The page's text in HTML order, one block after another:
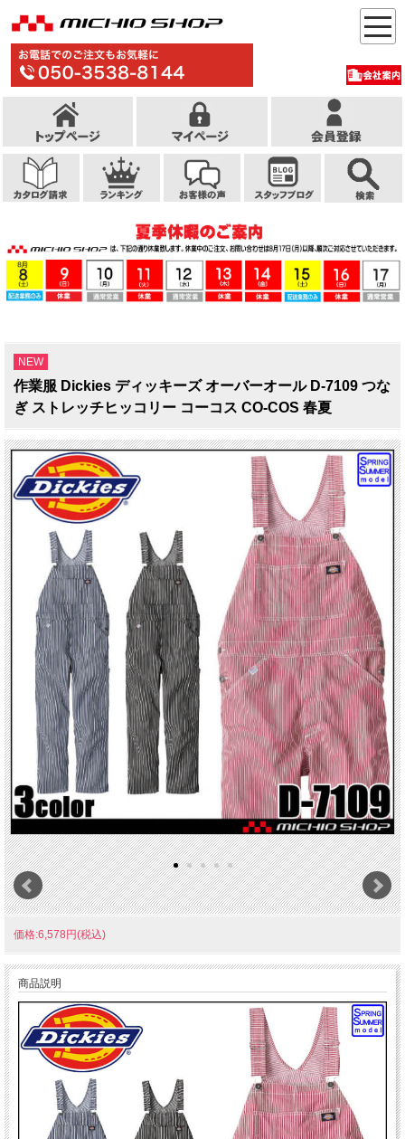
NEW
作業服 Dickies ディッキーズ オーバーオール D-7109 つな
ぎ ストレッチヒッコリー コーコス CO-COS 春夏
価格:6,578円(税込)
商品説明